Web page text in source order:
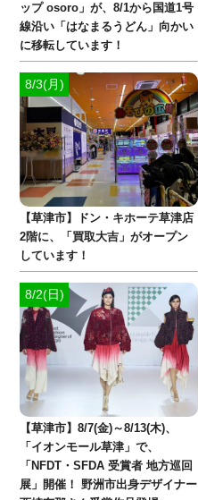
ップ osoro」が、8/1から国道1号
線沿い「はなまるうどん」向かい
に移転しています！
8/3(月)
【草津市】ドン・キホーテ草津店
2階に、「買取大吉」がオープン
しています！
8/2(日)
【草津市】8/7(金)～8/13(木)、
「イオンモール草津」で、
「NFDT・SFDA 受賞者 地方巡回
展」開催！ 野洲市出身デザイナー